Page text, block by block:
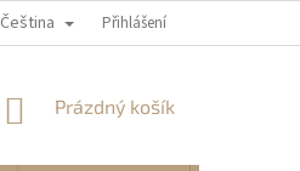
Čeština Přihlášení
NÁKUPNÍ
Prázdný košík